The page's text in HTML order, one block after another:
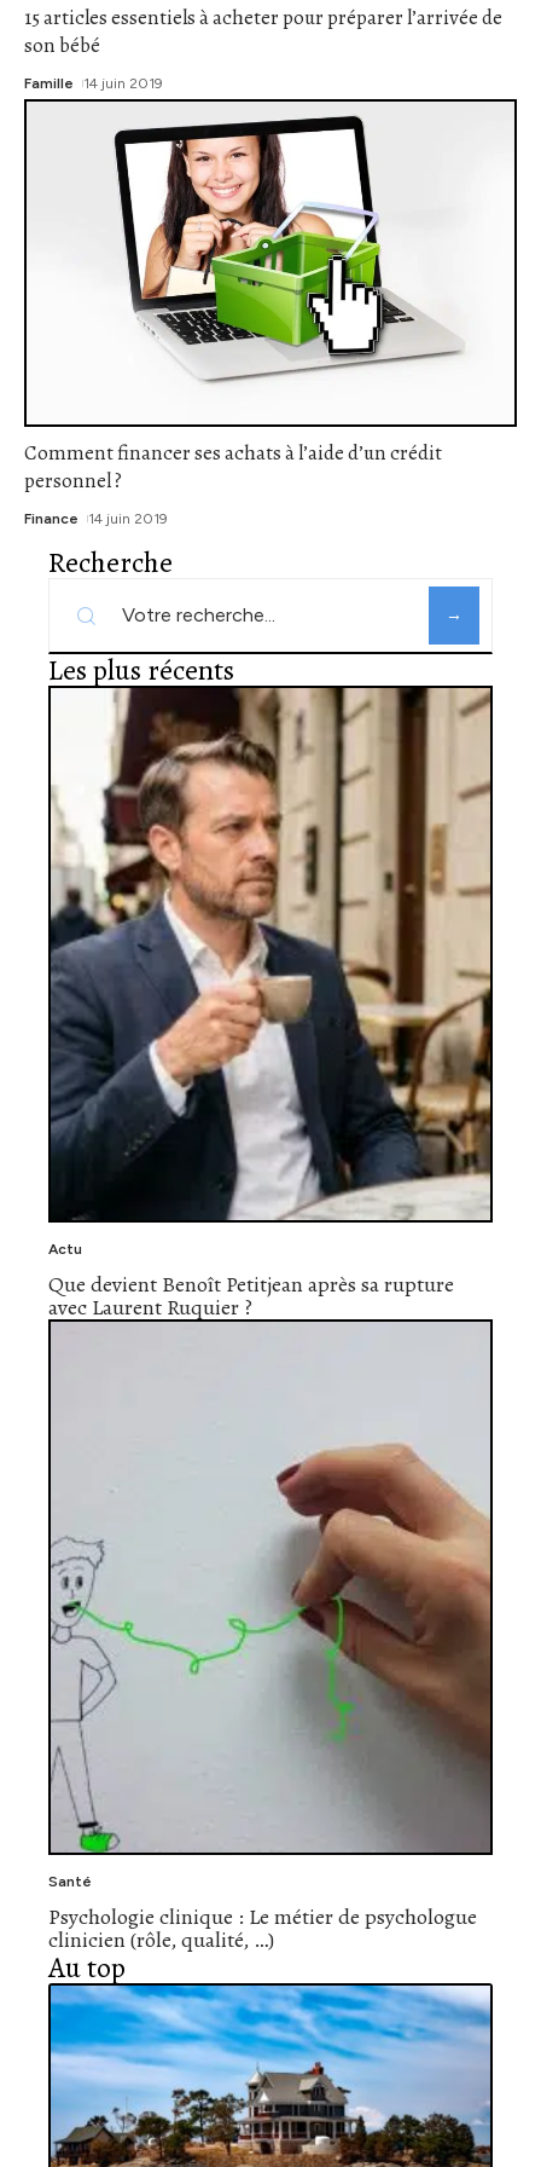
15 articles essentiels à acheter pour préparer l’arrivée de
son bébé
Famille 14 juin 2019
Comment financer ses achats à l’aide d’un crédit
personnel ?
Finance 14 juin 2019
Recherche
Les plus récents
Actu
Que devient Benoît Petitjean après sa rupture
avec Laurent Ruquier ?
Santé
Psychologie clinique : Le métier de psychologue
clinicien (rôle, qualité, …)
Au top